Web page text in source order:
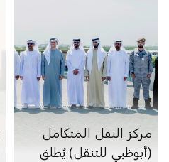
مركز النقل المتكامل
(أبوظبي للتنقل) يُطلق